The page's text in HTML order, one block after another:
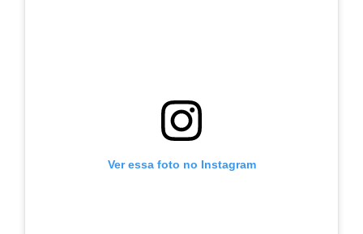
Ver essa foto no Instagram